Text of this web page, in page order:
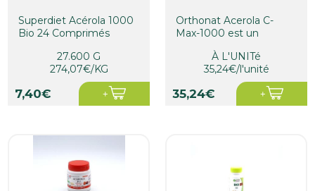
Superdiet Acérola 1000
Bio 24 Comprimés
27.600 G
274,07€/KG
7,40€
Orthonat Acerola C-
Max-1000 est un
alimentaire sous forme
À L'UNITé
35,24€/l'unité
35,24€